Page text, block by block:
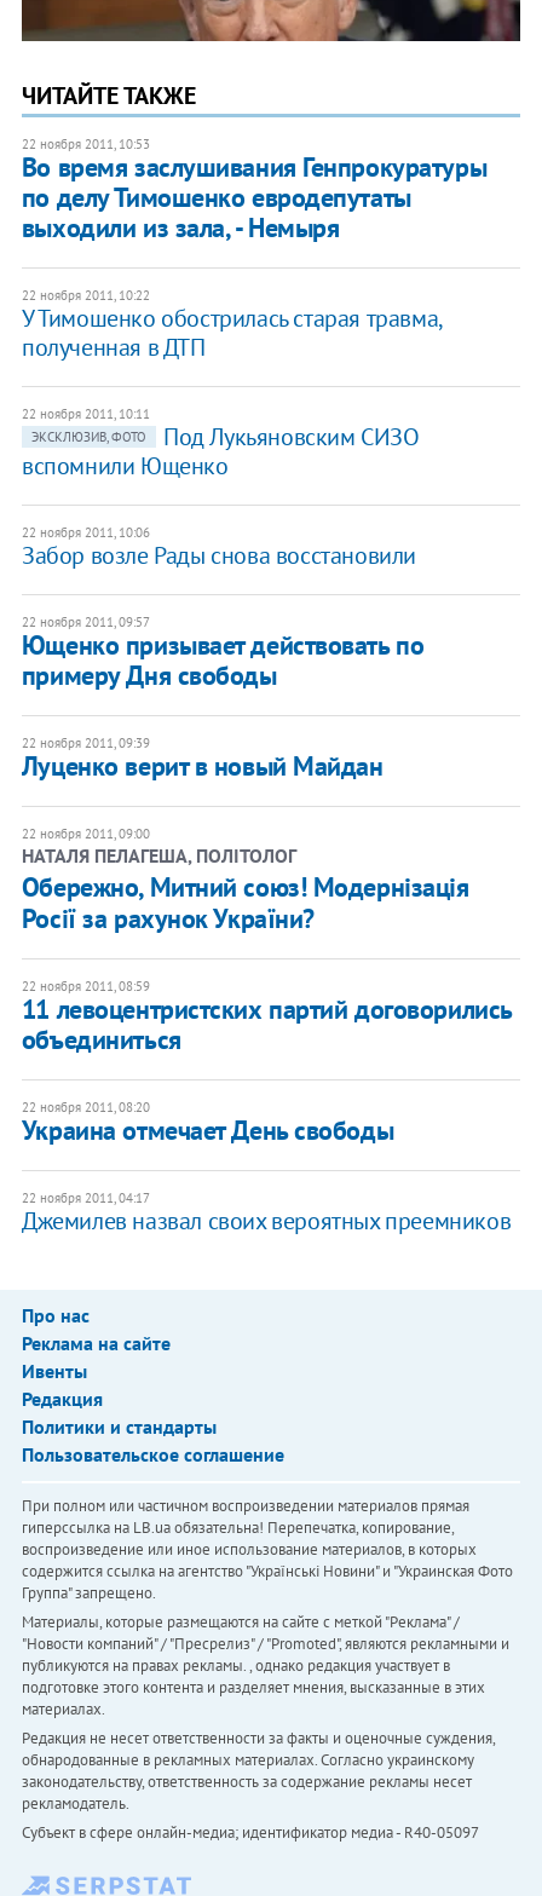
ЧИТАЙТЕ ТАКЖЕ
22 ноября 2011, 10:53
Во время заслушивания Генпрокуратуры
по делу Тимошенко евродепутаты
выходили из зала, - Немыря
22 ноября 2011, 10:22
У Тимошенко обострилась старая травма,
полученная в ДТП
22 ноября 2011, 10:11
ЭКСКЛЮЗИВ, ФОТО
Под Лукьяновским СИЗО
вспомнили Ющенко
22 ноября 2011, 10:06
Забор возле Рады снова восстановили
22 ноября 2011, 09:57
Ющенко призывает действовать по
примеру Дня свободы
22 ноября 2011, 09:39
Луценко верит в новый Майдан
22 ноября 2011, 09:00
НАТАЛЯ ПЕЛАГЕША, ПОЛІТОЛОГ
Обережно, Митний союз! Модернізація
Росії за рахунок України?
22 ноября 2011, 08:59
11 левоцентристских партий договорились
объединиться
22 ноября 2011, 08:20
Украина отмечает День свободы
22 ноября 2011, 04:17
​Джемилев назвал своих вероятных преемников
Про нас
Реклама на сайте
Ивенты
Редакция
Политики и стандарты
Пользовательское соглашение
При полном или частичном воспроизведении материалов прямая
гиперссылка на LB.ua обязательна! Перепечатка, копирование,
воспроизведение или иное использование материалов, в которых
содержится ссылка на агентство "Українськi Новини" и "Украинская Фото
Группа" запрещено.
Материалы, которые размещаются на сайте с меткой "Реклама" /
"Новости компаний" / "Пресрелиз" / "Promoted", являются рекламными и
публикуются на правах рекламы. , однако редакция участвует в
подготовке этого контента и разделяет мнения, высказанные в этих
материалах.
Редакция не несет ответственности за факты и оценочные суждения,
обнародованные в рекламных материалах. Согласно украинскому
законодательству, ответственность за содержание рекламы несет
рекламодатель.
Субъект в сфере онлайн-медиа; идентификатор медиа - R40-05097